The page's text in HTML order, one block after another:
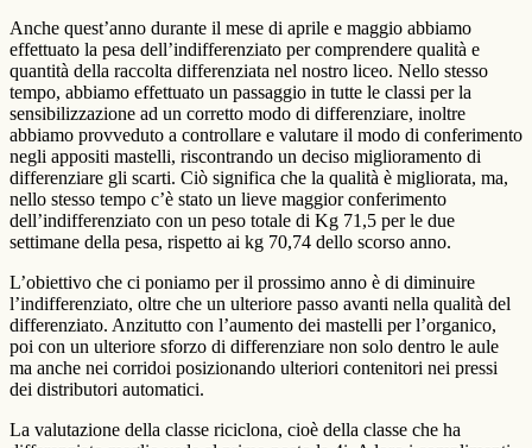
Anche quest’anno durante il mese di aprile e maggio abbiamo
effettuato la pesa dell’indifferenziato per comprendere qualità e
quantità della raccolta differenziata nel nostro liceo. Nello stesso
tempo, abbiamo effettuato un passaggio in tutte le classi per la
sensibilizzazione ad un corretto modo di differenziare, inoltre
abbiamo provveduto a controllare e valutare il modo di conferimento
negli appositi mastelli, riscontrando un deciso miglioramento di
differenziare gli scarti. Ciò significa che la qualità è migliorata, ma,
nello stesso tempo c’è stato un lieve maggior conferimento
dell’indifferenziato con un peso totale di Kg 71,5 per le due
settimane della pesa, rispetto ai kg 70,74 dello scorso anno.
L’obiettivo che ci poniamo per il prossimo anno è di diminuire
l’indifferenziato, oltre che un ulteriore passo avanti nella qualità del
differenziato. Anzitutto con l’aumento dei mastelli per l’organico,
poi con un ulteriore sforzo di differenziare non solo dentro le aule
ma anche nei corridoi posizionando ulteriori contenitori nei pressi
dei distributori automatici.
La valutazione della classe riciclona, cioè della classe che ha